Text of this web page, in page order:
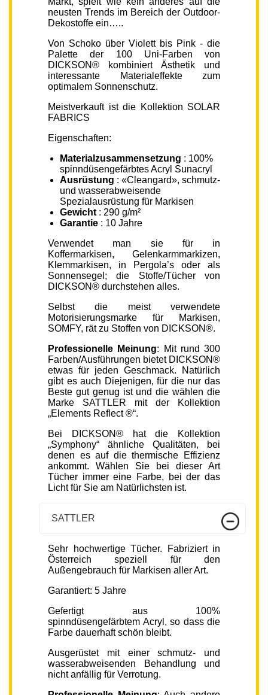
neusten Trends im Bereich der Outdoor-
Dekostoffe ein…..
Von Schoko über Violett bis Pink - die
Palette der 100 Uni-Farben von
DICKSON® kombiniert Ästhetik und
interessante Materialeffekte zum
optimalem Sonnenschutz.
Meistverkauft ist die Kollektion SOLAR
FABRICS
Eigenschaften:
Materialzusammensetzung : 100%
spinndüsengefärbtes Acryl Sunacryl
Ausrüstung : «Cleangard», schmutz-
und wasserabweisende
Spezialausrüstung für Markisen
Gewicht : 290 g/m²
Garantie : 10 Jahre
Verwendet man sie für in
Koffermarkisen, Gelenkarmmarkizen,
Klemmarkisen, in Pergola’s oder als
Sonnensegel; die Stoffe/Tücher von
DICKSON® durchstehen alles.
Selbst die meist verwendete
Motorisierungsmarke für Markisen,
SOMFY, rät zu Stoffen von DICKSON®.
Professionelle Meinung: Mit rund 300
Farben/Ausführungen bietet DICKSON®
etwas für jeden Geschmack. Natürlich
gibt es auch Diejenigen, für die nur das
Beste gut genug ist und die wählen die
Marke SATTLER mit der Kollektion
„Elements Reflect ®“.
Bei DICKSON® hat die Kollektion
„Symphony“ ähnliche Qualitäten, bei
denen es auf die thermische Effizienz
ankommt. Wählen Sie bei dieser Art
Tücher immer eine Farbe, bei der das
Licht für Sie am Natürlichsten ist.
SATTLER
Sehr hochwertige Tücher. Fabriziert in
Österreich speziell für den
Außengebrauch für Markisen aller Art.
Garantiert: 5 Jahre
Gefertigt aus 100%
spinndüsengefärbtem Acryl, so dass die
Farbe dauerhaft schön bleibt.
Ausgerüstet mit einer schmutz- und
wasserabweisenden Behandlung und
nicht anfällig für Verrotung.